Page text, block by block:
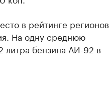
в рейтинге регионов
На одну среднюю
литра бензина АИ-92 в